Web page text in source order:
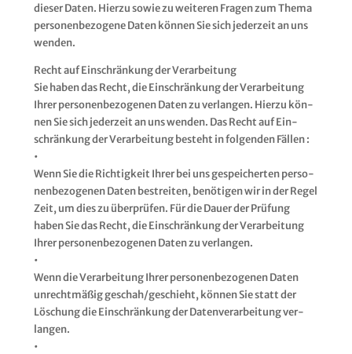
die­ser Daten. Hier­zu sowie zu wei­te­ren Fra­gen zum The­ma
per­so­nen­be­zo­ge­ne Daten kön­nen Sie sich jeder­zeit an uns
wenden.
Recht auf Ein­schrän­kung der Ver­ar­bei­tung
Sie haben das Recht, die Ein­schrän­kung der Ver­ar­bei­tung
Ihrer per­so­nen­be­zo­ge­nen Daten zu ver­lan­gen. Hier­zu kön­
nen Sie sich jeder­zeit an uns wen­den. Das Recht auf Ein­
schrän­kung der Ver­ar­bei­tung besteht in fol­gen­den Fäl­len :
•
Wenn Sie die Rich­tig­keit Ihrer bei uns gespei­cher­ten per­so­
nen­be­zo­ge­nen Daten bestrei­ten, benö­ti­gen wir in der Regel
Zeit, um dies zu über­prü­fen. Für die Dau­er der Prü­fung
haben Sie das Recht, die Ein­schrän­kung der Ver­ar­bei­tung
Ihrer per­so­nen­be­zo­ge­nen Daten zu ver­lan­gen.
•
Wenn die Ver­ar­bei­tung Ihrer per­so­nen­be­zo­ge­nen Daten
unrecht­mä­ßig geschah/geschieht, kön­nen Sie statt der
Löschung die Ein­schrän­kung der Daten­ver­ar­bei­tung ver­
lan­gen.
•